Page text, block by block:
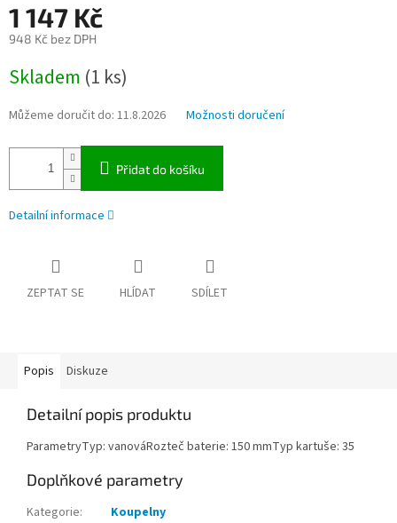
1 147 Kč
948 Kč bez DPH
cena:
Skladem (1 ks)
Můžeme doručit do: 11.8.2026 Možnosti doručení
Přidat do košíku
Detailní informace
ZEPTAT SE HLÍDAT SDÍLET
Popis Diskuze
Detailní popis produktu
ParametryTyp: vanováRozteč baterie: 150 mmTyp kartuše: 35
Doplňkové parametry
Kategorie:
Koupelny